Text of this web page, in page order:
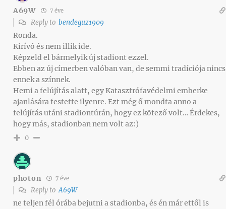
A69W 7 éve
Reply to bendeguz1909
Ronda.
Kirívó és nem illik ide.
Képzeld el bármelyik új stadiont ezzel.
Ebben az új címerben valóban van, de semmi tradíciója nincs
ennek a színnek.
Hemi a felújítás alatt, egy Katasztrófavédelmi emberke
ajanlására festette ilyenre. Ezt még ő mondta anno a
felújítás utáni stadiontúrán, hogy ez kötező volt… Érdekes,
hogy más, stadionban nem volt az:)
0
photon 7 éve
Reply toA69W
ne teljen fél órába bejutni a stadionba, és én már ettől is